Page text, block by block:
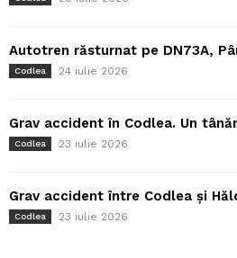
Autotren răsturnat pe DN73A,
Codlea 24 iulie 2026
Grav accident în Codlea. Un
Codlea 23 iulie 2026
Grav accident între Codlea și
Codlea 23 iulie 2026